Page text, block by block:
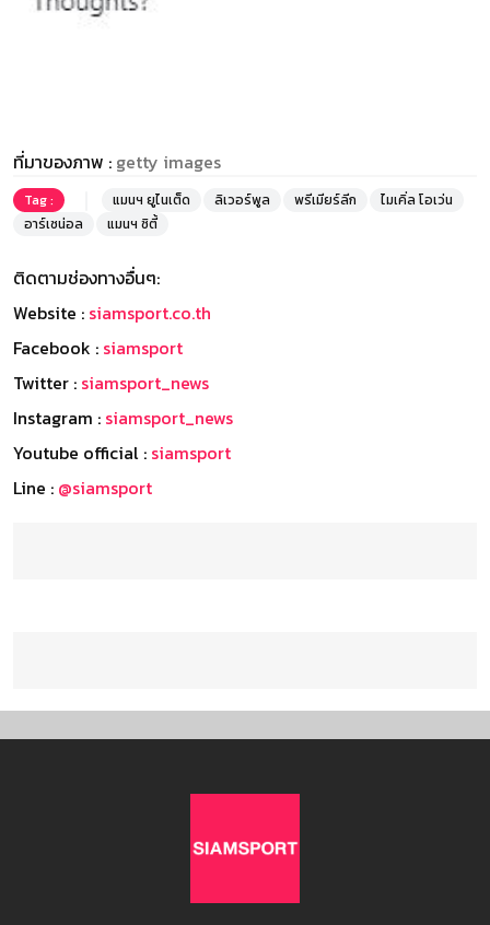
ที่มาของภาพ : getty images
Tag : แมนฯ ยูไนเต็ด ลิเวอร์พูล พรีเมียร์ลีก
ไมเคิ่ล โอเว่น
อาร์เซน่อล
แมนฯ ซิตี้
ติดตามช่องทางอื่นๆ:
Website : siamsport.co.th
Facebook : siamsport
Twitter : siamsport_news
Instagram : siamsport_news
Youtube official : siamsport
Line : @siamsport